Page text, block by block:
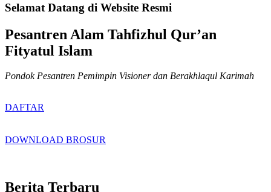
Selamat Datang di Website Resmi
Pesantren Alam Tahfizhul Qur’an
Fityatul Islam
Pondok Pesantren Pemimpin Visioner dan Berakhlaqul Karimah
DAFTAR
DOWNLOAD BROSUR
Berita Terbaru